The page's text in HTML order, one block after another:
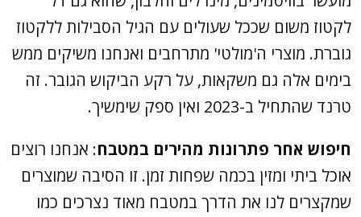
לקטוז משום שככל שעולים עם הגיל הסבילות ללקטוז
גוברת. מוצרי ה'מולטי' מתרחבים ואנחנו משיקים ממש
בימים אלה גם משקאות, על רקע הביקוש הגובר. זה
טרנד שהתחיל ב-2023 ואין ספק שימשיך.
חיפוש אחר פתרונות מהירים במטבח: אנחנו רוצים
אוכל ביתי ומזין בכמה שפחות זמן. זו הסיבה שמוצרים
שמקצרים לנו את הדרך במטבח מאוד נצרכים כמו